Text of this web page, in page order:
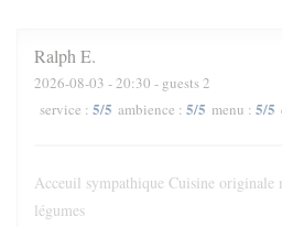
Ralph E
2026-08-03 - 20:30 - guests 2
service : 5/5 ambience : 5/5 menu : 5/5
Acceuil sympathique Cuisine originale
légumes